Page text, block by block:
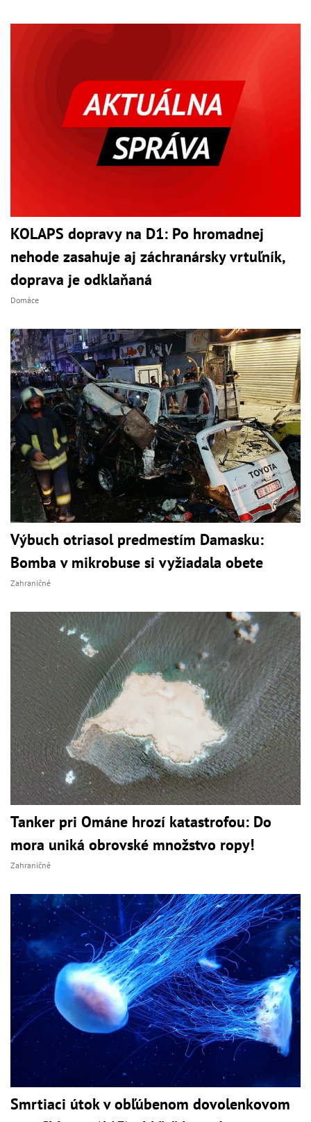
KOLAPS dopravy na D1: Po hromadnej
nehode zasahuje aj záchranársky vrtuľník,
doprava je odklaňaná
Domáce
Výbuch otriasol predmestím Damasku:
Bomba v mikrobuse si vyžiadala obete
Zahraničné
Tanker pri Ománe hrozí katastrofou: Do
mora uniká obrovské množstvo ropy!
Zahraničné
Smrtiaci útok v obľúbenom dovolenkovom